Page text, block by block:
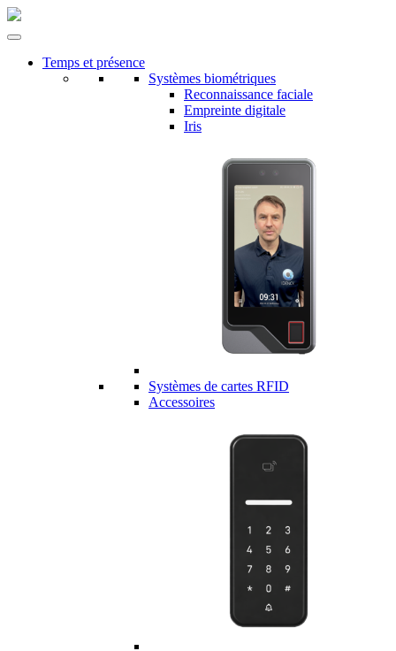
Temps et présence
Systèmes biométriques
Reconnaissance faciale
Empreinte digitale
Iris
Systèmes de cartes RFID
Accessoires